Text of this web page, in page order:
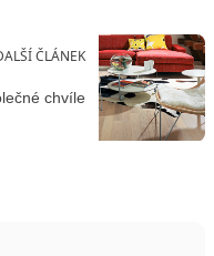
ČLÁNEK
chvíle